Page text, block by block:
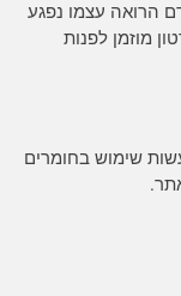
כל אדם הרואה עצמו נפגע
מוזמן לפנות
שימוש בחומרים